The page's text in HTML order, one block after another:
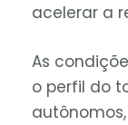
acelerar a
As
o perfil do